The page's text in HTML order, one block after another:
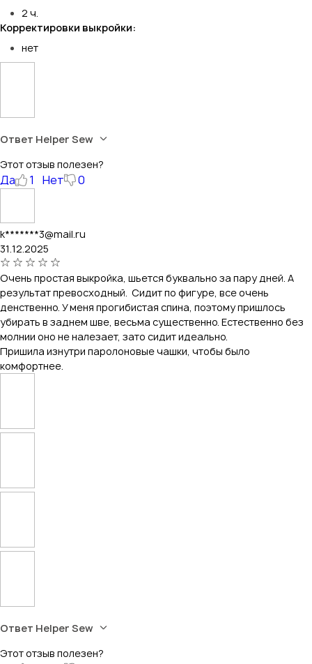
2 ч.
Корректировки выкройки:
нет
Ответ Helper Sew
Этот отзыв полезен?
Да 1 Нет 0
k*******3@mail.ru
31.12.2025
Очень простая выкройка, шьется буквально за пару дней. А
результат превосходный. Сидит по фигуре, все очень
денственно. У меня прогибистая спина, поэтому пришлось
убирать в заднем шве, весьма существенно. Естественно без
молнии оно не налезает, зато сидит идеально.
Пришила изнутри паролоновые чашки, чтобы было
комфортнее.
Ответ Helper Sew
Этот отзыв полезен?